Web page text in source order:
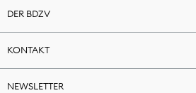
DER BDZV
KONTAKT
NEWSLETTER